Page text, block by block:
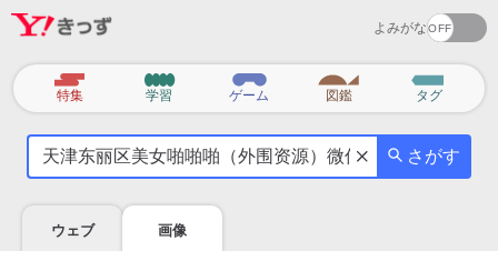
よみがな
カ
テ
特集 学習 ゲーム 図鑑 タグ
気
さがす
ウェブ 画像